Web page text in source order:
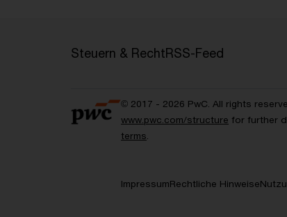
Steuern & RechtRSS-Feed
© 2017 - 2026 PwC. All rights
www.pwc.com/structure for further
terms.
ImpressumRechtliche Hinweise